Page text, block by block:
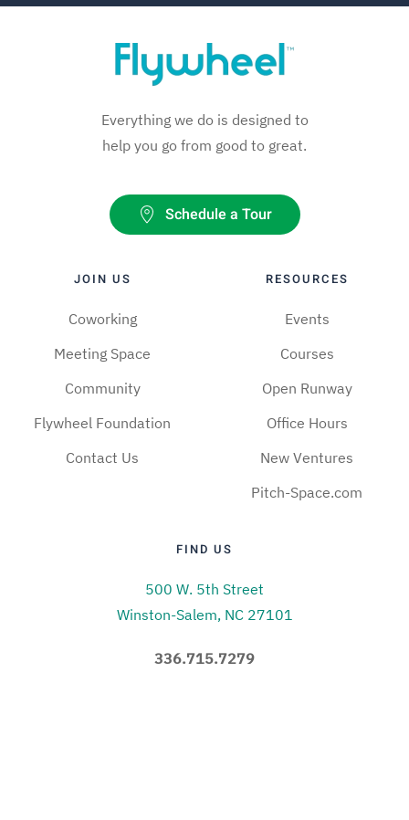
Everything we do is designed to
help you go from good to great.
Schedule a Tour
JOIN US
Coworking
Meeting Space
Community
Flywheel Foundation
Contact Us
RESOURCES
Events
Courses
Open Runway
Office Hours
New Ventures
Pitch-Space.com
FIND US
500 W. 5th Street
Winston-Salem, NC 27101
336.715.7279